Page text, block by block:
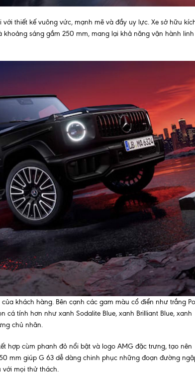
thiết kế vuông vức, mạnh mẽ và đầy uy lực. Xe sở hữu
khoảng sáng gầm 250 mm, mang lại khả năng vận hành linh
khách hàng. Bên cạnh các gam màu cổ điển như trắng
cá tính hơn như xanh Sodalite Blue, xanh Brilliant Blue, xanh
chủ nhân.
hợp cùm phanh đỏ nổi bật và logo AMG đặc trưng, tạo nên
mm giúp G 63 dễ dàng chinh phục những đoạn đường
với mọi thử thách.